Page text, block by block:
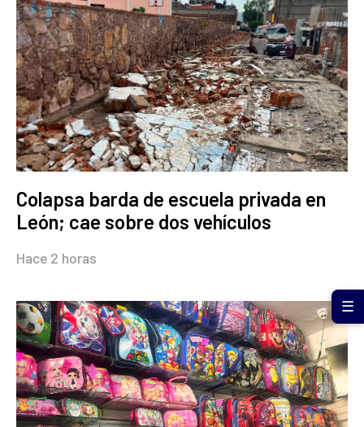
Colapsa barda de escuela privada en
León; cae sobre dos vehículos
Hace 2 horas
☰